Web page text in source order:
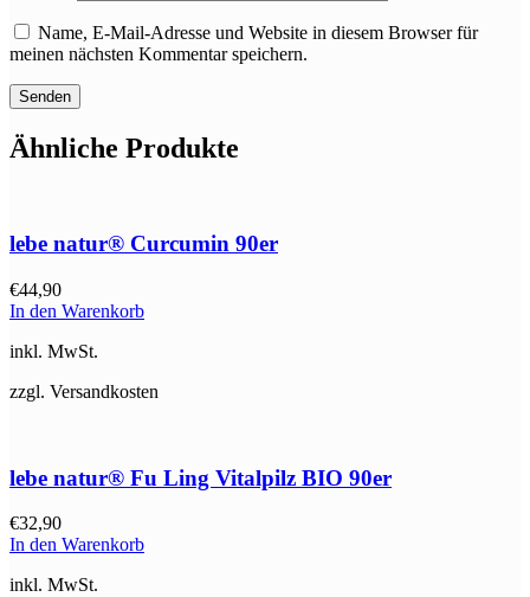
Name, E-Mail-Adresse und Website in diesem Browser für
meinen nächsten Kommentar speichern.
Ähnliche Produkte
lebe natur® Curcumin 90er
€44,90
In den Warenkorb
inkl. MwSt.
zzgl. Versandkosten
lebe natur® Fu Ling Vitalpilz BIO 90er
€32,90
In den Warenkorb
inkl. MwSt.